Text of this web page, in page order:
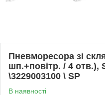
Пневморесора зі
шп.+повітр. / 4 отв.),
\3229003100 \ SP
В наявності